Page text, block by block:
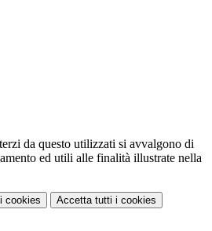
da questo utilizzati si avvalgono di
ed utili alle finalità illustrate nella
i cookies Accetta tutti i cookies